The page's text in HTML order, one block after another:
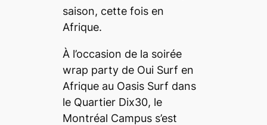
saison, cette fois en
Afrique.
À l’occasion de la soirée
wrap partyde Oui Surf en
Afrique au Oasis Surf dans
le Quartier Dix30, le
Montréal Campus s’est